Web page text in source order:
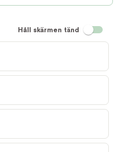
Håll skärmen tänd